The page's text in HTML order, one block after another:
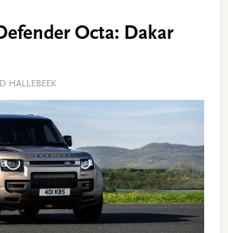
Octa: Dakar
HALLEBEEK